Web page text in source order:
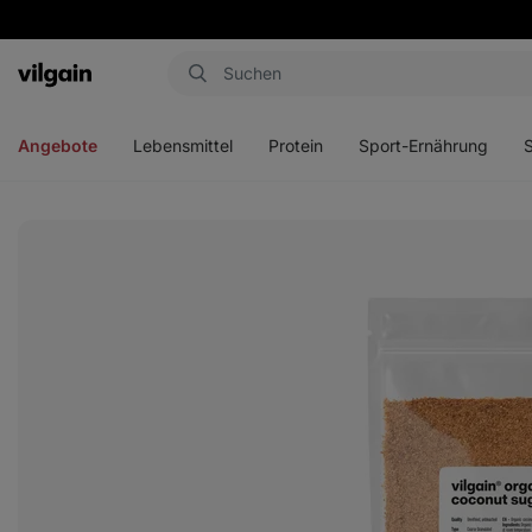
Aktin
Angebote Lebensmittel Protein Sport-Ernährung